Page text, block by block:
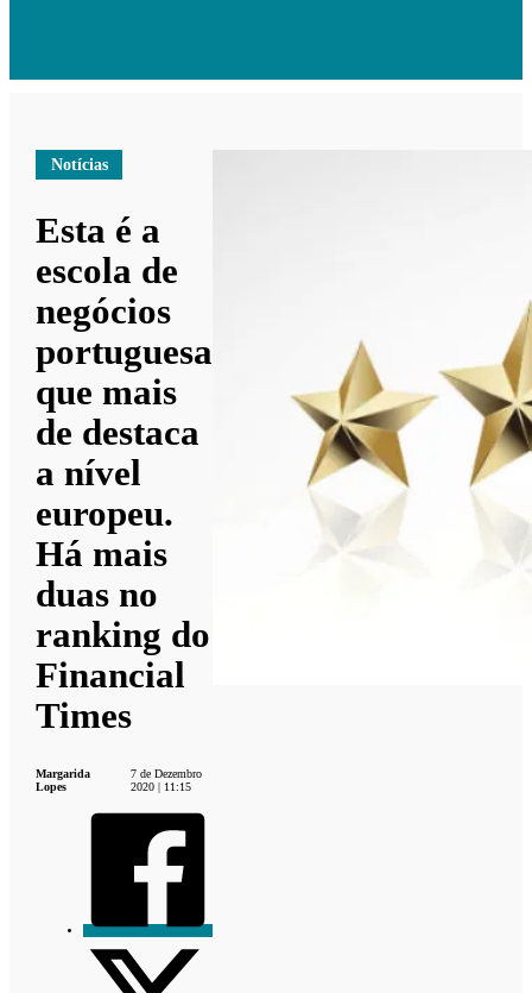
Notícias
Esta é a
escola de
negócios
portuguesa
que mais
de destaca
a nível
europeu.
Há mais
duas no
ranking do
Financial
Times
Margarida
Lopes
7 de Dezembro
2020 | 11:15